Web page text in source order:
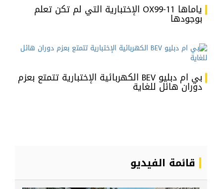
ياماها OX99-11 الإختبارية التي لم تكن تعلم
بوجودها
بي ام دبليو BEV الكهربائية الإختبارية تتمتع بعزم
دوران هائل للغاية
قائمة الفيديو